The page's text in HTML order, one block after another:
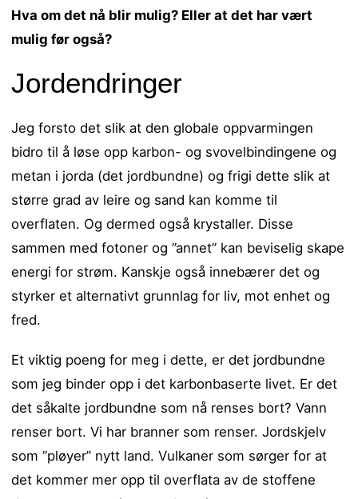
Hva om det nå blir mulig? Eller at det har vært
mulig før også?
Jordendringer
Jeg forsto det slik at den globale oppvarmingen
bidro til å løse opp karbon- og svovelbindingene og
metan i jorda (det jordbundne) og frigi dette slik at
større grad av leire og sand kan komme til
overflaten. Og dermed også krystaller. Disse
sammen med fotoner og ”annet” kan beviselig skape
energi for strøm. Kanskje også innebærer det og
styrker et alternativt grunnlag for liv, mot enhet og
fred.
Et viktig poeng for meg i dette, er det jordbundne
som jeg binder opp i det karbonbaserte livet. Er det
det såkalte jordbundne som nå renses bort? Vann
renser bort. Vi har branner som renser. Jordskjelv
som ”pløyer” nytt land. Vulkaner som sørger for at
det kommer mer opp til overflata av de stoffene